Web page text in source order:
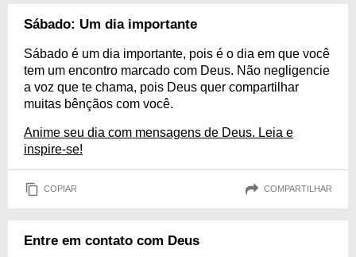
Sábado: Um dia importante
Sábado é um dia importante, pois é o dia em que você
tem um encontro marcado com Deus. Não negligencie
a voz que te chama, pois Deus quer compartilhar
muitas bênçãos com você.
Anime seu dia com mensagens de Deus. Leia e
inspire-se!
COPIAR COMPARTILHAR
Entre em contato com Deus